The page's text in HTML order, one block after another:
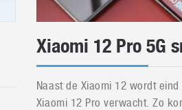
Xiaomi 12 Pro 5G
Naast de Xiaomi 12 wordt
Xiaomi 12 Pro verwacht. Zo